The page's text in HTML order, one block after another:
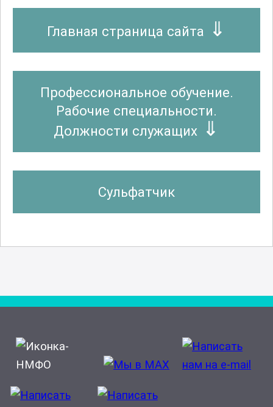
Главная страница сайта
Профессиональное обучение.
Рабочие специальности.
Должности служащих
Сульфатчик